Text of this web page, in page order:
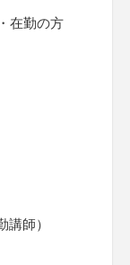
在勤の方
師）